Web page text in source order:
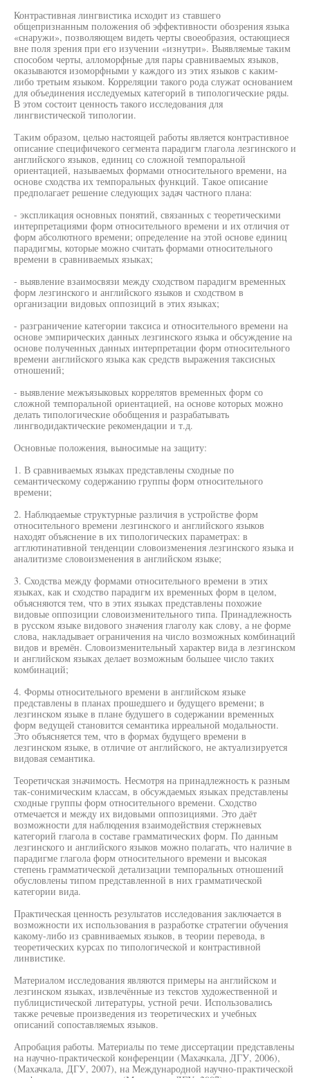
Контрастивная лингвистика исходит из ставшего
общепризнанным положения об эффективности обозрения языка
«снаружи», позволяющем видеть черты своеобразия, остающиеся
вне поля зрения при его изучении «изнутри». Выявляемые таким
способом черты, алломорфные для пары сравниваемых языков,
оказываются изоморфными у каждого из этих языков с каким-
либо третьим языком. Корреляции такого рода служат основанием
для объединения исследуемых категорий в типологические ряды.
В этом состоит ценность такого исследования для
лингвистической типологии.
Таким образом, целью настоящей работы является контрастивное
описание специфичекого сегмента парадигм глагола лезгинского и
английского языков, единиц со сложной темпоральной
ориентацией, называемых формами относительного времени, на
основе сходства их темпоральных функций. Такое описание
предполагает решение следующих задач частного плана:
- экспликация основных понятий, связанных с теоретическими
интерпретациями форм относительного времени и их отличия от
форм абсолютного времени; определение на этой основе единиц
парадигмы, которые можно считать формами относительного
времени в сравниваемых языках;
- выявление взаимосвязи между сходством парадигм временных
форм лезгинского и английского языков и сходством в
организации видовых оппозиций в этих языках;
- разграничение категории таксиса и относительного времени на
основе эмпирических данных лезгинского языка и обсуждение на
основе полученных данных интерпретации форм относительного
времени английского языка как средств выражения таксисных
отношений;
- выявление межъязыковых коррелятов временных форм со
сложной темпоральной ориентацией, на основе которых можно
делать типологические обобщения и разрабатывать
лингводидактические рекомендации и т.д.
Основные положения, выносимые на защиту:
1. В сравниваемых языках представлены сходные по
семантическому содержанию группы форм относительного
времени;
2. Наблюдаемые структурные различия в устройстве форм
относительного времени лезгинского и английского языков
находят объяснение в их типологических параметрах: в
агглютинативной тенденции словоизменения лезгинского языка и
аналитизме словоизменения в английском языке;
3. Сходства между формами относительного времени в этих
языках, как и сходство парадигм их временных форм в целом,
объясняются тем, что в этих языках представлены похожие
видовые оппозиции словоизменительного типа. Принадлежность
в русском языке видового значения глаголу как слову, а не форме
слова, накладывает ограничения на число возможных комбинаций
видов и времён. Словоизменительный характер вида в лезгинском
и английском языках делает возможным большее число таких
комбинаций;
4. Формы относительного времени в английском языке
представлены в планах прошедшего и будущего времени; в
лезгинском языке в плане будушего в содержании временных
форм ведущей становится семантика ирреальной модальности.
Это объясняется тем, что в формах будущего времени в
лезгинском языке, в отличие от английского, не актуализируется
видовая семантика.
Теоретичская значимость. Несмотря на принадлежность к разным
так-сонимическим классам, в обсуждаемых языках представлены
сходные группы форм относительного времени. Сходство
отмечается и между их видовыми оппозициями. Это даёт
возможности для наблюдения взаимодействия стержневых
категорий глагола в составе грамматических форм. По данным
лезгинского и английского языков можно полагать, что наличие в
парадигме глагола форм относительного времени и высокая
степень грамматической детализации темпоральных отношений
обусловлены типом представленной в них грамматической
категории вида.
Практическая ценность результатов исследования заключается в
возможности их использования в разработке стратегии обучения
какому-либо из сравниваемых языков, в теории перевода, в
теоретических курсах по типологической и контрастивной
линвистике.
Материалом исследования являются примеры на английском и
лезгинском языках, извлечённые из текстов художественной и
публицистической литературы, устной речи. Использовались
также речевые произведения из теоретических и учебных
описаний сопоставляемых языков.
Апробация работы. Материалы по теме диссертации представлены
на научно-практической конференции (Махачкала, ДГУ, 2006),
(Махачкала, ДГУ, 2007), на Международной научно-практической